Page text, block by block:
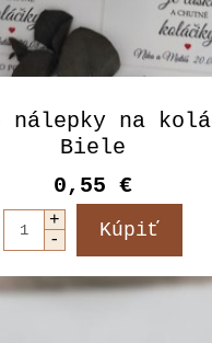
nálepky na
Biele
0,55 €